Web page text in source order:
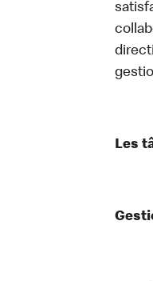
Les